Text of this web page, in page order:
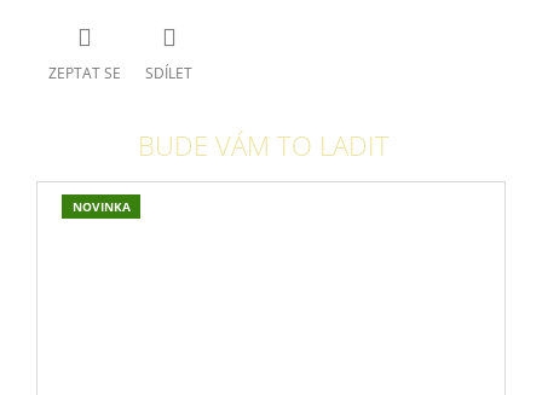
ZEPTAT SE SDÍLET
NOVINKA
BUDE VÁM TO LADIT